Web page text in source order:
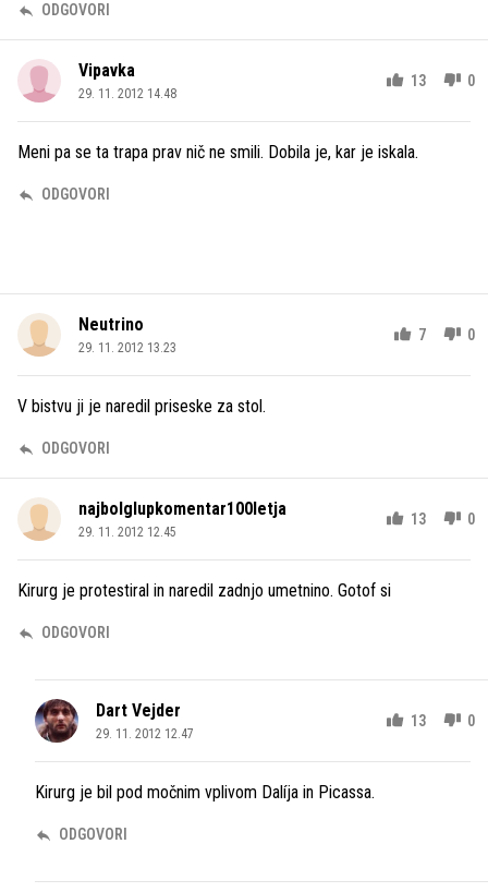
ODGOVORI
Vipavka
29. 11. 2012 14.48
13 0
Meni pa se ta trapa prav nič ne smili. Dobila je, kar je iskala.
ODGOVORI
Neutrino
29. 11. 2012 13.23
7 0
V bistvu ji je naredil priseske za stol.
ODGOVORI
najbolglupkomentar100letja
29. 11. 2012 12.45
13 0
Kirurg je protestiral in naredil zadnjo umetnino. Gotof si
ODGOVORI
Dart Vejder
29. 11. 2012 12.47
13 0
Kirurg je bil pod močnim vplivom Dalíja in Picassa.
ODGOVORI